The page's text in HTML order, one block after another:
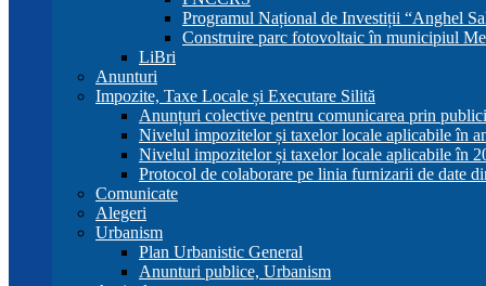
Programul Național de Investiții “Anghel
Construire parc fotovoltaic în municipiul
LiBri
Anunturi
Impozite, Taxe Locale și Executare Silită
Anunțuri colective pentru comunicarea prin
Nivelul impozitelor și taxelor locale aplicabile în
Nivelul impozitelor și taxelor locale aplicabile în
Protocol de colaborare pe linia furnizarii de date
Comunicate
Alegeri
Urbanism
Plan Urbanistic General
Anunturi publice, Urbanism